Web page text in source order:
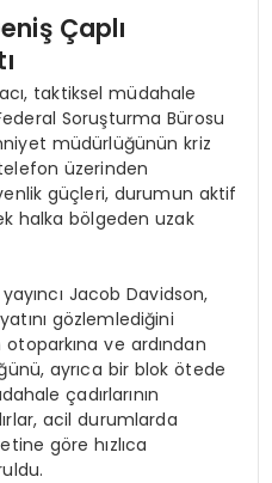
Çaplı
taktiksel müdahale
Soruşturma Bürosu
müdürlüğünün kriz
üzerinden
güçleri, durumun aktif
halka bölgeden uzak
Jacob Davidson,
gözlemlediğini
otoparkına ve ardından
ayrıca bir blok ötede
çadırlarının
acil durumlarda
göre hızlıca